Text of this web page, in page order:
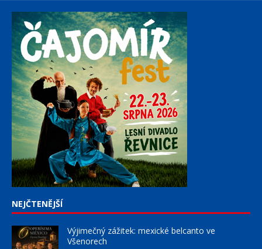
NEJČTENĚJŠÍ
Výjimečný zážitek: mexické belcanto ve
Všenorech